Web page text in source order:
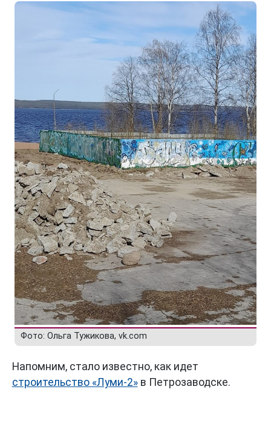
Фото: Ольга Тужикова, vk.com
Напомним, стало известно, как идет
строительство «Луми-2»в Петрозаводске.